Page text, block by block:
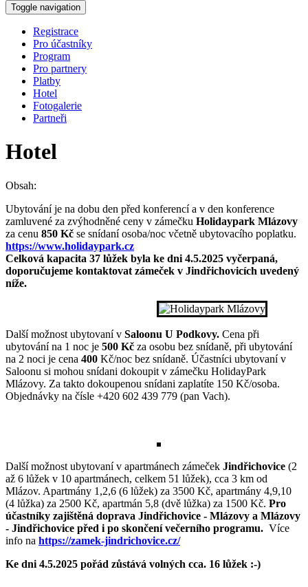
Toggle navigation
Registrace
Pro účastníky
Program
Pro partnery
Platby
Hotel
Fotogalerie
Partneři
Hotel
Obsah:
Ubytování je na dobu den před konferencí a v den konference
zamluvené za zvýhodněné ceny v zámečku Holidaypark Mlázovy
za cenu 850 Kč se snídaní osoba/noc včetně ubytovacího poplatku.
https://www.holidaypark.cz
Celková kapacita 37 lůžek byla ke dni 4.5.2025 vyčerpaná,
doporučujeme kontaktovat zámeček v Jindřichovicích uvedený
níže.
Další možnost ubytovaní v Saloonu U Podkovy. Cena při
ubytování na 1 noc je 500 Kč za osobu bez snídaně, při ubytování
na 2 noci je cena 400 Kč/noc bez snídaně. Účastníci ubytovaní v
Saloonu si mohou snídani dokoupit v zámečku HolidayPark
Mlázovy. Za takto dokoupenou snídani zaplatíte 150 Kč/osoba.
Objednávky na čísle +420 602 439 779 (pan Vach).
Další možnost ubytovaní v apartmánech zámeček Jindřichovice (2
až 6 lůžek v 10 apartmánech, celkem 51 lůžek), cca 3 km od
Mlázov. Apartmány 1,2,6 (6 lůžek) za 3500 Kč, apartmány 4,9,10
(4 lůžka) za 2500 Kč, apartmán 5,8 (dvě lůžka) za 1500 Kč. Pro
účastníky zajištěná doprava Jindřichovice - Mlázovy a Mlázovy
- Jindřichovice před i po skončení večerního programu. Více
info na https://zamek-jindrichovice.cz/
Ke dni 4.5.2025 pořád zůstává volných cca. 16 lůžek :-)